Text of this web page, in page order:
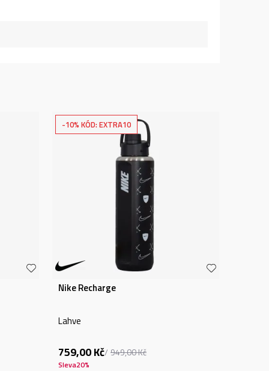
-10% KÓD: EXTRA10
Nike Recharge
Lahve
759,00Kč 949,00Kč
Sleva20%